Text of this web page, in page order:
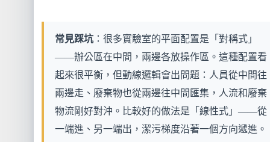
常見踩坑：很多實驗室的平面配置是「對稱式」
——辦公區在中間，兩邊各放操作區。這種配置看
起來很平衡，但動線邏輯會出問題：人員從中間往
兩邊走、廢棄物也從兩邊往中間匯集，人流和廢棄
物流剛好對沖。比較好的做法是「線性式」——從
一端進、另一端出，潔污梯度沿著一個方向遞進。